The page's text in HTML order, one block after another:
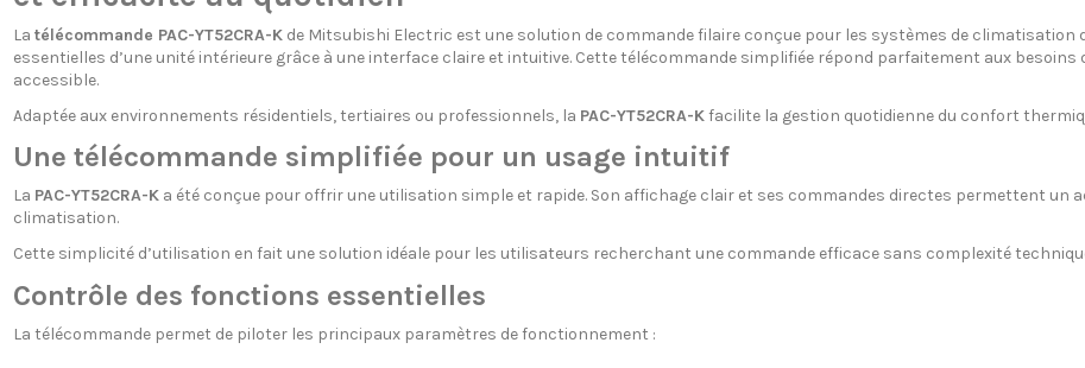
La télécommande PAC-YT52CRA-Kde Mitsubishi Electric est une solution de commande filaire conçue pour les systèmes de climatisation
essentielles d’une unité intérieure grâce à une interface claire et intuitive. Cette télécommande simplifiée répond parfaitement aux
accessible.
Adaptée aux environnements résidentiels, tertiaires ou professionnels, la PAC-YT52CRA-Kfacilite la gestion quotidienne du confort
Une télécommande simplifiée pour un usage intuitif
La PAC-YT52CRA-Ka été conçue pour offrir une utilisation simple et rapide. Son affichage clair et ses commandes directes permettent un
climatisation.
Cette simplicité d’utilisation en fait une solution idéale pour les utilisateurs recherchant une commande efficace sans complexité
Contrôle des fonctions essentielles
La télécommande permet de piloter les principaux paramètres de fonctionnement :